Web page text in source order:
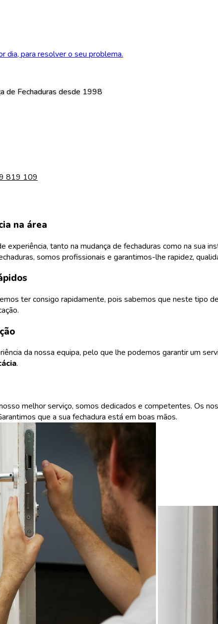
dia, para resolver o seu problema.
de Fechaduras desde 1998
819 109
na área
tanto na mudança de fechaduras como na sua
somos profissionais e garantimos-lhe rapidez,
ter consigo rapidamente, pois sabemos que neste tipo
da nossa equipa, pelo que lhe podemos garantir um
.
melhor serviço, somos dedicados e competentes. Os
que a sua fechadura está em boas mãos.